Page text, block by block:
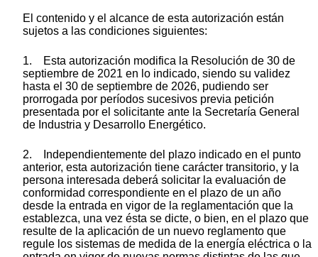
El contenido y el alcance de esta autorización están
sujetos a las condiciones siguientes:
1. Esta autorización modifica la Resolución de 30 de
septiembre de 2021 en lo indicado, siendo su validez
hasta el 30 de septiembre de 2026, pudiendo ser
prorrogada por períodos sucesivos previa petición
presentada por el solicitante ante la Secretaría General
de Industria y Desarrollo Energético.
2. Independientemente del plazo indicado en el punto
anterior, esta autorización tiene carácter transitorio, y la
persona interesada deberá solicitar la evaluación de
conformidad correspondiente en el plazo de un año
desde la entrada en vigor de la reglamentación que la
establezca, una vez ésta se dicte, o bien, en el plazo que
resulte de la aplicación de un nuevo reglamento que
regule los sistemas de medida de la energía eléctrica o la